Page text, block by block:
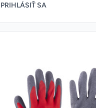
PRIHLÁSIŤ SA